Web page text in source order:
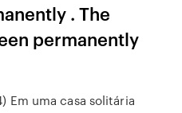
. The
permanently
Em uma casa solitária